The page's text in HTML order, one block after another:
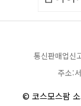
통신판매업신
주소:
© 코스모스팜